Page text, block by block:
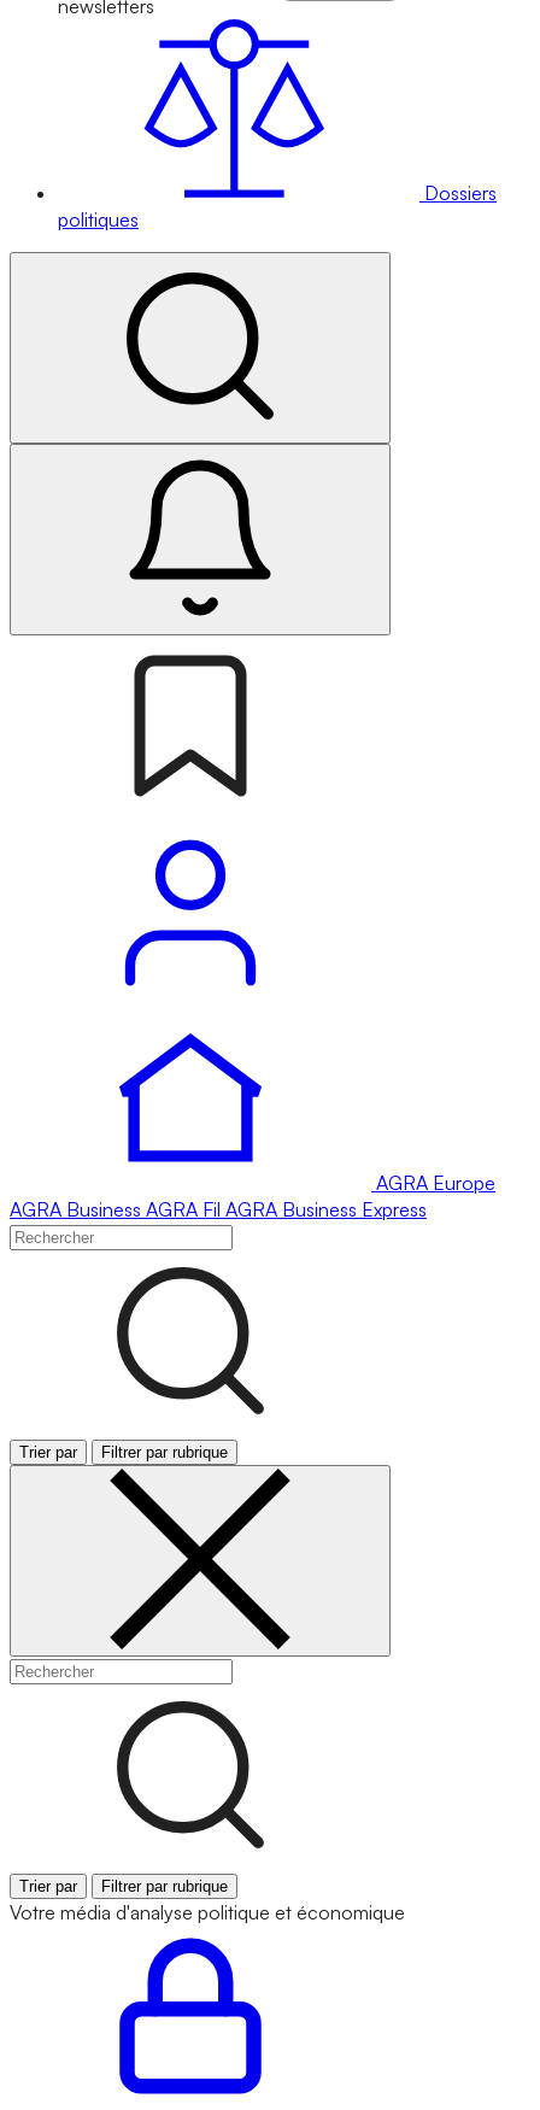
newsletters
Dossiers
politiques
AGRA Europe
AGRA Business AGRA Fil AGRA Business Express
Trier par Filtrer par rubrique
Trier par Filtrer par rubrique
Votre média d'analyse politique et économique